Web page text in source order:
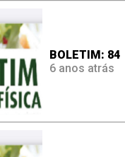
BOLETIM: 84
6 anos atrás